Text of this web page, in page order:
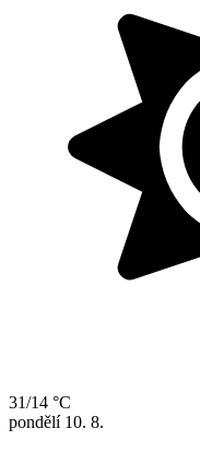
31/14 °C
pondělí 10. 8.